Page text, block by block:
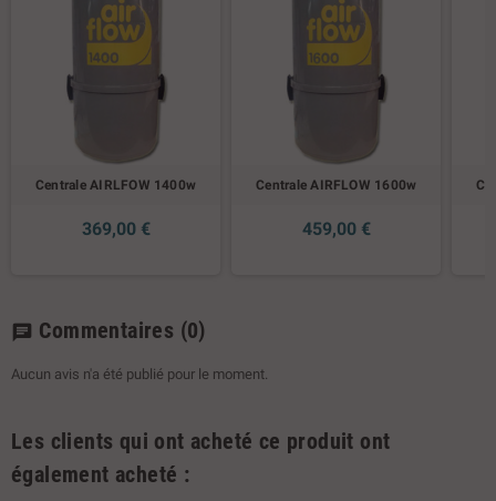
Centrale AIRLFOW 1400w
369,00 €
Centrale AIRFLOW 1600w
459,00 €
chat Commentaires (0)
Aucun avis n'a été publié pour le moment.
Les clients qui ont acheté ce produit ont
également acheté :